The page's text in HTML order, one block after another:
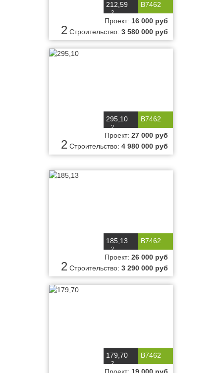
B7462
212,59
м2
2
Проект: 16 000 руб
Строительство: 3 580 000 руб
B7462
295,10
м2
2
Проект: 27 000 руб
Строительство: 4 980 000 руб
B7462
185,13
м2
2
Проект: 26 000 руб
Строительство: 3 290 000 руб
B7462
179,70
м2